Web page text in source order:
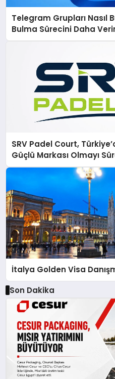
Telegram Grupları Nasıl
Bulma Sürecini Daha
SRV Padel Court,
Güçlü Markası Olmayı
İtalya Golden Visa
Son Dakika